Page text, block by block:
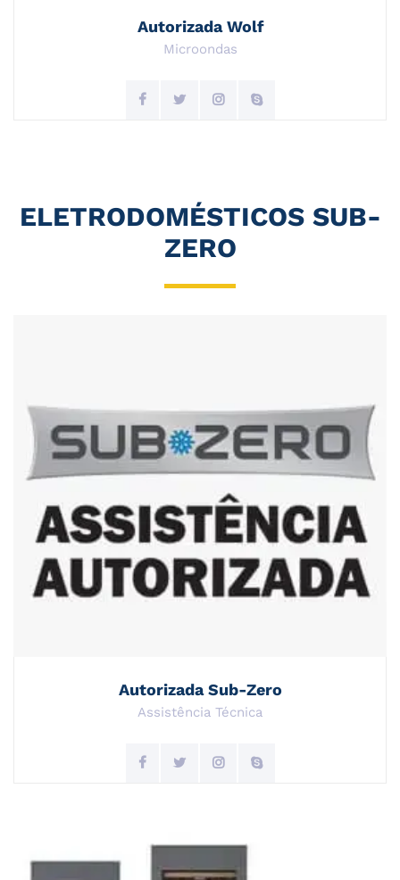
Autorizada Wolf
Microondas
ELETRODOMÉSTICOS SUB-
ZERO
Autorizada Sub-Zero
Assistência Técnica